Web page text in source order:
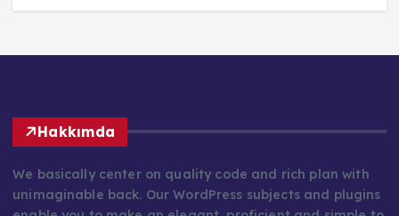
Hakkımda
We basically center on quality code and rich plan with
unimaginable back. Our WordPress subjects and plugins